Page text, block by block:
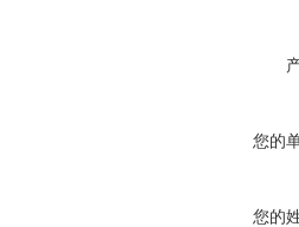
您的
您的